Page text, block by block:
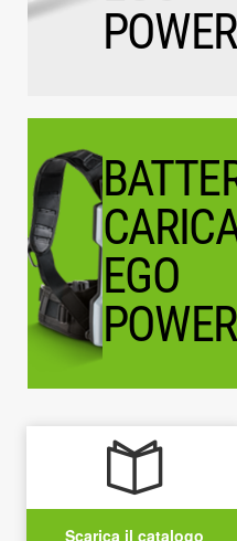
POWER
EGO
POWER
Scarica il catalogo